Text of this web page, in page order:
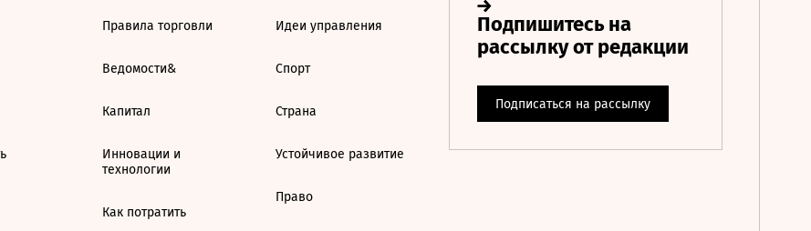
Правила торговли
Ведомости&
Капитал
Инновации и
технологии
Как потратить
Идеи управления
Спорт
Страна
Устойчивое развитие
Право